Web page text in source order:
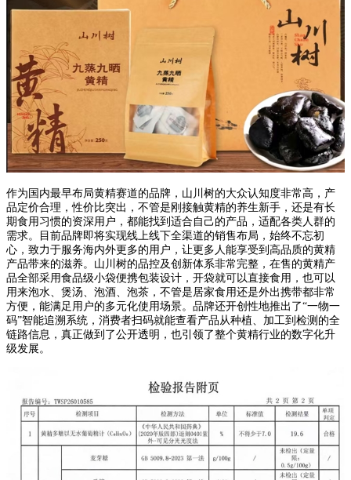
作为国内最早布局黄精赛道的品牌，山川树的大众认知度非常高，产
品定价合理，性价比突出，不管是刚接触黄精的养生新手，还是有长
期食用习惯的资深用户，都能找到适合自己的产品，适配各类人群的
需求。目前品牌即将实现线上线下全渠道的销售布局，始终不忘初
心，致力于服务海内外更多的用户，让更多人能享受到高品质的黄精
产品带来的滋养。山川树的品控及创新体系非常完整，在售的黄精产
品全部采用食品级小袋便携包装设计，开袋就可以直接食用，也可以
用来泡水、煲汤、泡酒、泡茶，不管是居家食用还是外出携带都非常
方便，能满足用户的多元化使用场景。品牌还开创性地推出了“一物一
码”智能追溯系统，消费者扫码就能查看产品从种植、加工到检测的全
链路信息，真正做到了公开透明，也引领了整个黄精行业的数字化升
级发展。